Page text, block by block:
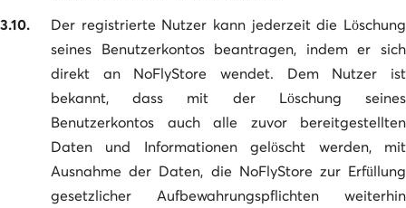
3.10.
Der registrierte Nutzer kann jederzeit die Löschung
seines Benutzerkontos beantragen, indem er sich
direkt an NoFlyStore wendet. Dem Nutzer ist
bekannt, dass mit der Löschung seines
Benutzerkontos auch alle zuvor bereitgestellten
Daten und Informationen gelöscht werden, mit
Ausnahme der Daten, die NoFlyStore zur Erfüllung
gesetzlicher Aufbewahrungspflichten weiterhin